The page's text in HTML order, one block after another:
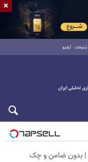
تبلیغات آرشیو
×